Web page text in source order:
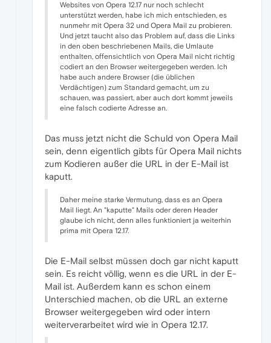
Websites von Opera 12.17 nur noch schlecht
unterstützt werden, habe ich mich entschieden, es
nunmehr mit Opera 32 und Opera Mail zu probieren.
Und jetzt taucht also das Problem auf, dass die Links
in den oben beschriebenen Mails, die Umlaute
enthalten, offensichtlich von Opera Mail nicht richtig
codiert an den Browser weitergegeben werden. Ich
habe auch andere Browser (die üblichen
Verdächtigen) zum Standard gemacht, um zu
schauen, was passiert, aber auch dort kommt jeweils
eine falsch codierte Adresse an.
Das muss jetzt nicht die Schuld von Opera Mail
sein, denn eigentlich gibts für Opera Mail nichts
zum Kodieren außer die URL in der E-Mail ist
kaputt.
Daher meine starke Vermutung, dass es an Opera
Mail liegt. An "kaputte" Mails oder deren Header
glaube ich nicht, denn alles funktioniert ja weiterhin
prima mit Opera 12.17.
Die E-Mail selbst müssen doch gar nicht kaputt
sein. Es reicht völlig, wenn es die URL in der E-
Mail ist. Außerdem kann es schon einem
Unterschied machen, ob die URL an externe
Browser weitergegeben wird oder intern
weiterverarbeitet wird wie in Opera 12.17.